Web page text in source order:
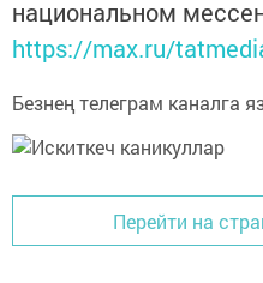
национальном
https://max.ru/
Безнең телеграм каналга
Перейти на